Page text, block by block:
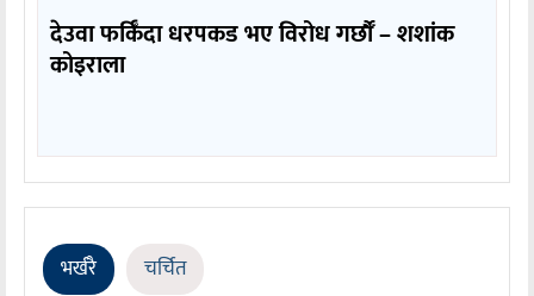
देउवा फर्किँदा धरपकड भए विरोध गर्छौँं – शशांक
कोइराला
भर्खरै चर्चित